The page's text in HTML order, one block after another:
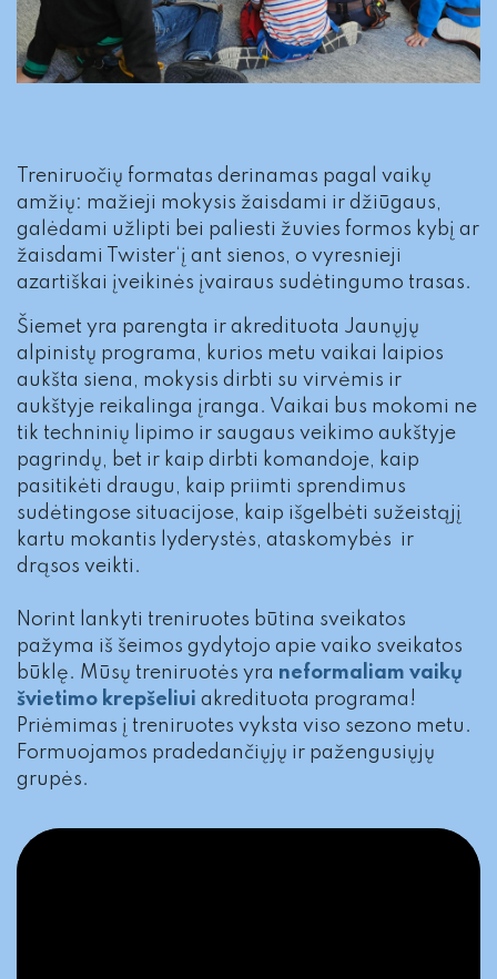
Treniruočių formatas derinamas pagal vaikų
amžių: mažieji mokysis žaisdami ir džiūgaus,
galėdami užlipti bei paliesti žuvies formos kybį ar
žaisdami Twister‘į ant sienos, o vyresnieji
azartiškai įveikinės įvairaus sudėtingumo trasas.
Šiemet yra parengta ir akredituota Jaunųjų
alpinistų programa, kurios metu vaikai laipios
aukšta siena, mokysis dirbti su virvėmis ir
aukštyje reikalinga įranga. Vaikai bus mokomi ne
tik techninių lipimo ir saugaus veikimo aukštyje
pagrindų, bet ir kaip dirbti komandoje, kaip
pasitikėti draugu, kaip priimti sprendimus
sudėtingose situacijose, kaip išgelbėti sužeistąjį
kartu mokantis lyderystės, ataskomybės ir
drąsos veikti.
Norint lankyti treniruotes būtina sveikatos
pažyma iš šeimos gydytojo apie vaiko sveikatos
būklę. Mūsų treniruotės yra neformaliam vaikų
švietimo krepšeliui akredituota programa!
Priėmimas į treniruotes vyksta viso sezono metu.
Formuojamos pradedančiųjų ir pažengusiųjų
grupės.